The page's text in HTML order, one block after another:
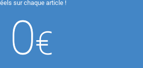
sur chaque article !